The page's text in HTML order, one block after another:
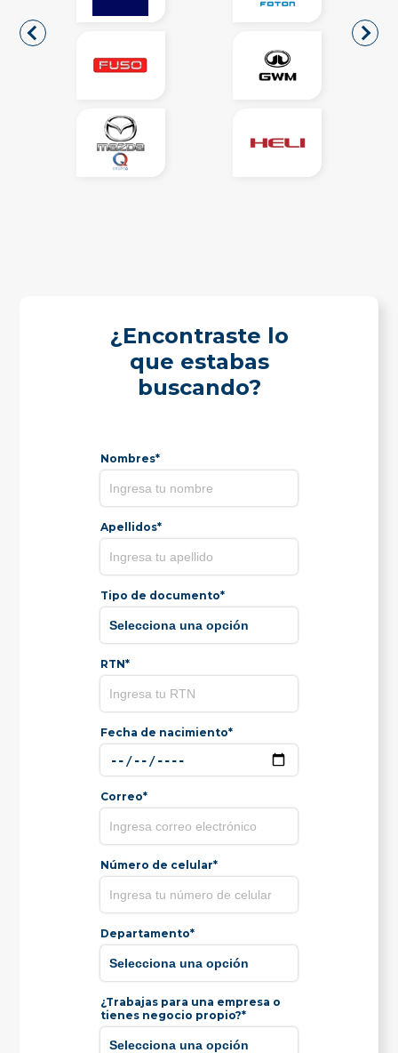
¿Encontraste lo
que estabas
buscando?
Nombres*
Apellidos*
Tipo de documento*
RTN*
Fecha de nacimiento*
Correo*
Número de celular*
Departamento*
¿Trabajas para una empresa o
tienes negocio propio?*